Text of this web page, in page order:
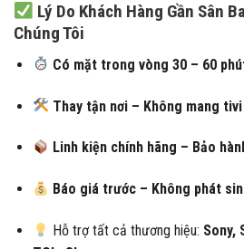
Lý Do Khách Hàng Gần Sân
Chúng Tôi
Có mặt trong vòng 30 – 60
Thay tận nơi – Không mang
Linh kiện chính hãng – Bảo
Báo giá trước – Không phát
Hỗ trợ tất cả thương hiệu: Sony,